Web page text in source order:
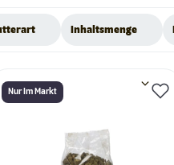
Inhaltsmenge
Nur Im Markt